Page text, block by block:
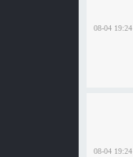
08-04 19:24
08-04 19:24